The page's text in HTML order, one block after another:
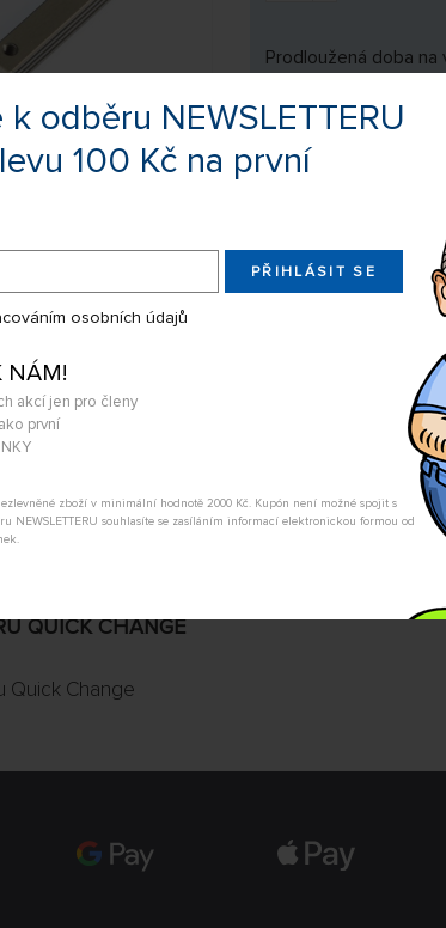
odběru NEWSLETTERU
100 Kč na první
PŘIHLÁSIT SE
osobních údajů
NÁM!
akcí jen pro členy
první
zboží v minimální hodnotě 2000 Kč. Kupón není možné spojit s
NEWSLETTERU souhlasíte se zasíláním informací elektronickou formou od
Prodloužená doba na
Výrobce:
EAN:
Sdílejte produkt na:
Nevíte si rady s
my Vás s odpovědí
POSLAT DOTAZ
QUICK CHANGE
Quick Change